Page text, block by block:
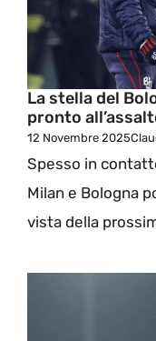
La stella del
pronto
12 Novembre 2025
Spesso in
Milan e Bologna
vista della